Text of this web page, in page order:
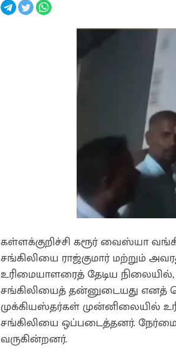
கள்ளக்குறிச்சி கரூர் வைஸ்யா
சங்கிலியை ராஜ்குமார் மற்றும்
உரிமையாளரைத் தேடிய
சங்கிலியைத் தன்னுடையது எனத்
முக்கியஸ்தர்கள் முன்னிலையில்
சங்கிலியை ஒப்படைத்தனர்.
வருகின்றனர்.